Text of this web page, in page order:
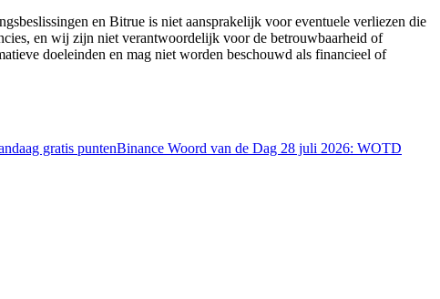
en Bitrue is niet aansprakelijk voor eventuele verliezen die
en wij zijn niet verantwoordelijk voor de betrouwbaarheid of
doeleinden en mag niet worden beschouwd als financieel of
gratis puntenBinance Woord van de Dag 28 juli 2026: WOTD